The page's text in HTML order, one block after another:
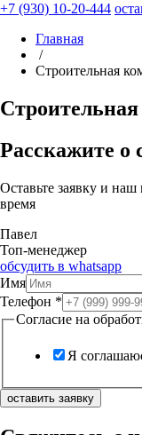
+7 (930) 10-20-444
Главная
/
Строительная
Расскажите о
Оставьте заявку и
время
Павел
Топ-менеджер
обсудить в whatsapp
Имя
Телефон *
Согласие на
Я
оставить заявку